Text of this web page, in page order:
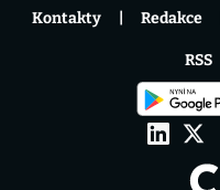
Kontakty Redakce
RSS